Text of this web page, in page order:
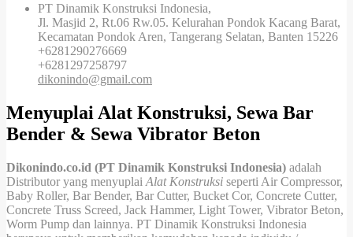
PT Dinamik Konstruksi Indonesia,
Jl. Masjid 2, Rt.06 Rw.05. Kelurahan Pondok Kacang Barat,
Kecamatan Pondok Aren, Tangerang Selatan, Banten 15226
+6281290276669
+6281297258797
dikonindo@gmail.com
Menyuplai Alat Konstruksi, Sewa Bar
Bender & Sewa Vibrator Beton
Dikonindo.co.id (PT Dinamik Konstruksi Indonesia) adalah
Distributor yang menyuplai Alat Konstruksi seperti Air Compressor,
Baby Roller, Bar Bender, Bar Cutter, Bucket Cor, Concrete Cutter,
Concrete Truss Screed, Jack Hammer, Light Tower, Vibrator Beton,
Worm Pump dan lainnya. PT Dinamik Konstruksi Indonesia